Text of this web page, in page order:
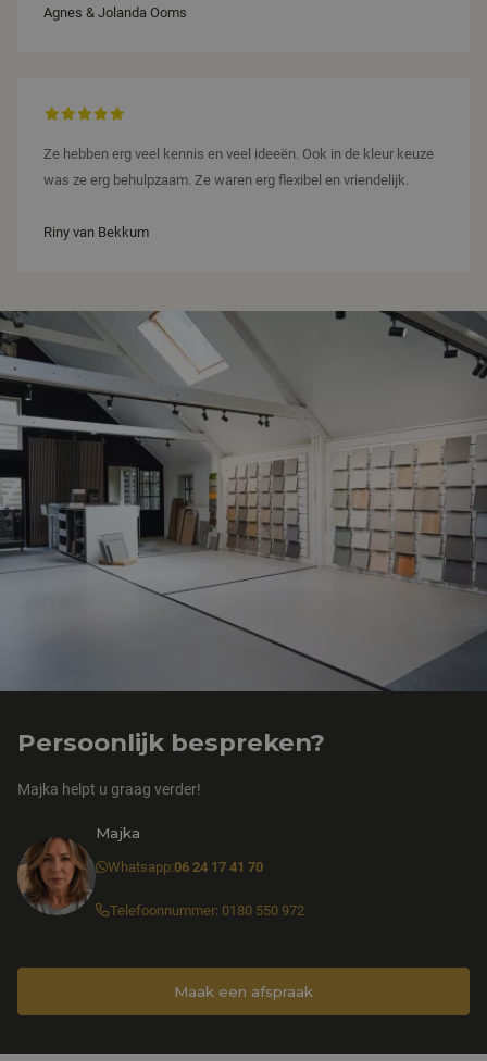
Agnes & Jolanda Ooms
Ze hebben erg veel kennis en veel ideeën. Ook in de kleur keuze
was ze erg behulpzaam. Ze waren erg flexibel en vriendelijk.
Riny van Bekkum
Persoonlijk bespreken?
Majka helpt u graag verder!
Majka
Whatsapp:06 24 17 41 70
Telefoonnummer: 0180 550 972
Maak een afspraak